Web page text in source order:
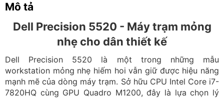
Mô tả
Dell Precision 5520 - Máy trạm mỏng
nhẹ cho dân thiết kế
Dell Precision 5520 là một trong những mẫu
workstation mỏng nhẹ hiếm hoi vẫn giữ được hiệu năng
mạnh mẽ của dòng máy trạm. Sở hữu CPU Intel Core i7-
7820HQ cùng GPU Quadro M1200, đây là lựa chọn lý